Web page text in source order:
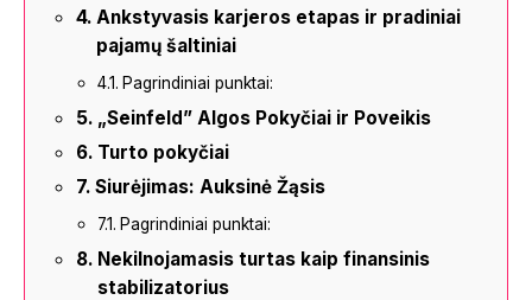
Ankstyvasis karjeros etapas ir pradiniai
pajamų šaltiniai
Pagrindiniai punktai:
„Seinfeld” Algos Pokyčiai ir Poveikis
Turto pokyčiai
Siurėjimas: Auksinė Žąsis
Pagrindiniai punktai:
Nekilnojamasis turtas kaip finansinis
stabilizatorius